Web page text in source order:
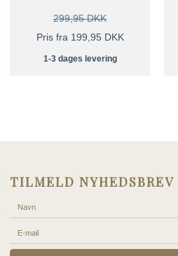
299,95 DKK
Pris fra 199,95 DKK
1-3 dages levering
TILMELD NYHEDSBREV